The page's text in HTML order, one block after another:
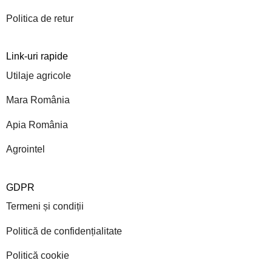
Politica de retur
Link-uri rapide
Utilaje agricole
Mara România
Apia România
Agrointel
GDPR
Termeni și condiții
Politică de confidențialitate
Politică cookie